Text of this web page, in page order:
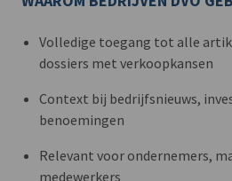
Volledige toegang tot alle
dossiers met verkoopkansen
Context bij bedrijfsnieuws,
benoemingen
Relevant voor ondernemers,
medewerkers